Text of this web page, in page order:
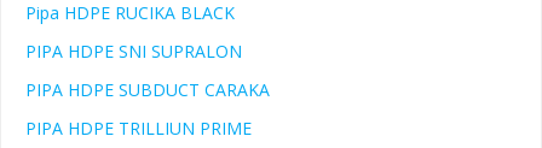
Pipa HDPE RUCIKA BLACK
PIPA HDPE SNI SUPRALON
PIPA HDPE SUBDUCT CARAKA
PIPA HDPE TRILLIUN PRIME